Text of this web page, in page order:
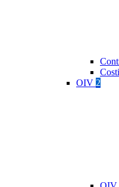
OIV 2